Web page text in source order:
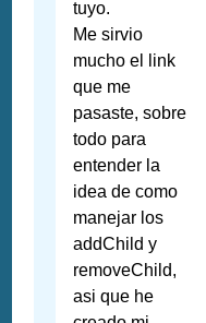
tuyo.
Me sirvio
mucho el link
que me
pasaste, sobre
todo para
entender la
idea de como
manejar los
addChild y
removeChild,
asi que he